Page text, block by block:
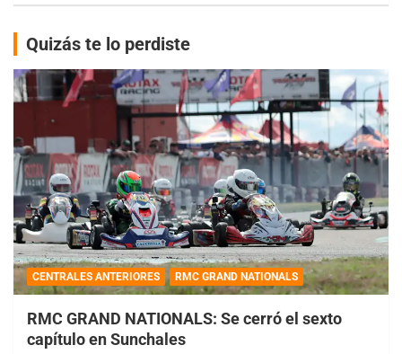
Quizás te lo perdiste
CENTRALES ANTERIORES RMC GRAND NATIONALS
RMC GRAND NATIONALS: Se cerró el sexto
capítulo en Sunchales